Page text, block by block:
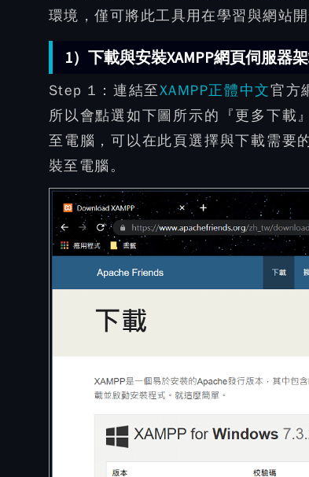
環境，僅可將此工具用在學習與網站
1）下載與安裝XAMPP網頁伺服器架
Step 1： 連結至XAMPP正體中文官方
所以會點選如下圖所示的『更多下載
至電腦，可以在此頁選擇與下載需要
裝至電腦。